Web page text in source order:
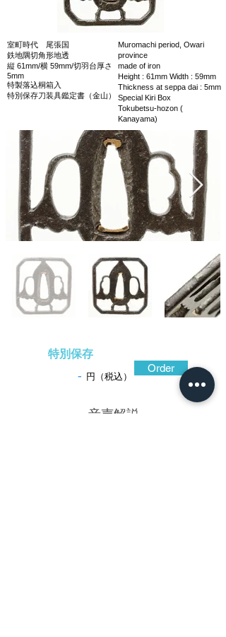
室町時代 尾張国
鉄地隅切角形地透
縦 61mm/横 59mm/切羽台厚さ
5mm
特製落込桐箱入
特別保存刀装具鑑定書（金山）
Muromachi period, Owari
province
made of iron
Height : 61mm Width : 59mm
Thickness at seppa dai : 5mm
Special Kiri Box
Tokubetsu-hozon (
Kanayama)
特別保存
- 円（税込）
Order
​音声解説